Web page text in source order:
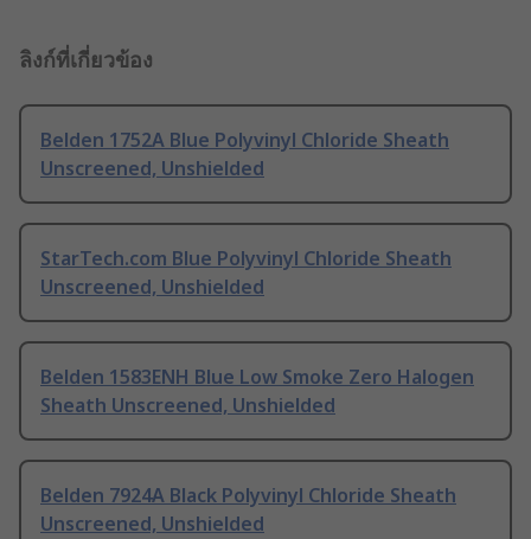
ลิงก์ที่เกี่ยวข้อง
Belden 1752A Blue Polyvinyl Chloride Sheath
Unscreened, Unshielded
StarTech.com Blue Polyvinyl Chloride Sheath
Unscreened, Unshielded
Belden 1583ENH Blue Low Smoke Zero Halogen
Sheath Unscreened, Unshielded
Belden 7924A Black Polyvinyl Chloride Sheath
Unscreened, Unshielded